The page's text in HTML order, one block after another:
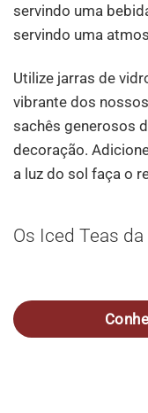
servindo uma
servindo uma
Utilize jarras de
vibrante dos
sachês generosos
decoração.
a luz do sol faça o
Os Iced Teas